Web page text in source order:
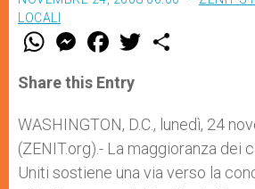
LOCALI
W
t
s
p
p
M
e
s
e
g
e
r
F
a
e
b
o
k
w
r
Share this Entry
WASHINGTON, D.C., lunedì, 24
(ZENIT.org).- La maggioranza dei
Uniti sostiene una via verso la